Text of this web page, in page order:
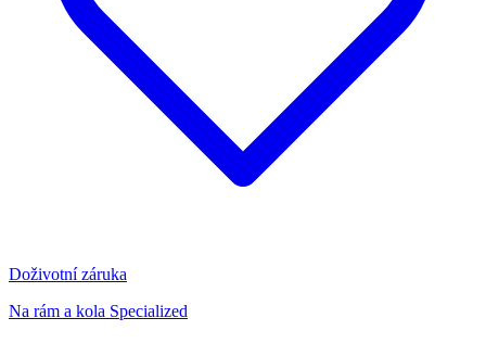
Doživotní záruka
Na rám a kola Specialized